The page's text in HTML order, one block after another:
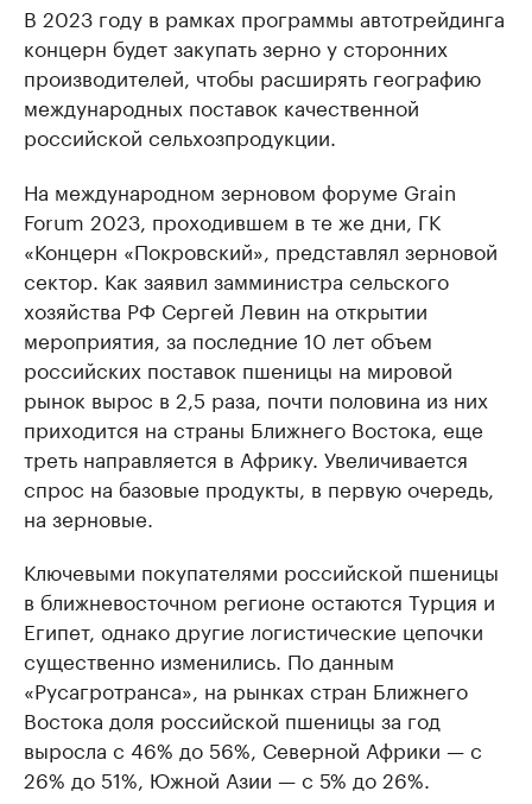
В 2023 году в рамках программы автотрейдинга
концерн будет закупать зерно у сторонних
производителей, чтобы расширять географию
международных поставок качественной
российской сельхозпродукции.
На международном зерновом форуме Grain
Forum 2023, проходившем в те же дни, ГК
«Концерн «Покровский», представлял зерновой
сектор. Как заявил замминистра сельского
хозяйства РФ Сергей Левин на открытии
мероприятия, за последние 10 лет объем
российских поставок пшеницы на мировой
рынок вырос в 2,5 раза, почти половина из них
приходится на страны Ближнего Востока, еще
треть направляется в Африку. Увеличивается
спрос на базовые продукты, в первую очередь,
на зерновые.
Ключевыми покупателями российской пшеницы
в ближневосточном регионе остаются Турция и
Египет, однако другие логистические цепочки
существенно изменились. По данным
«Русагротранса», на рынках стран Ближнего
Востока доля российской пшеницы за год
выросла с 46% до 56%, Северной Африки — с
26% до 51%, Южной Азии — с 5% до 26%.